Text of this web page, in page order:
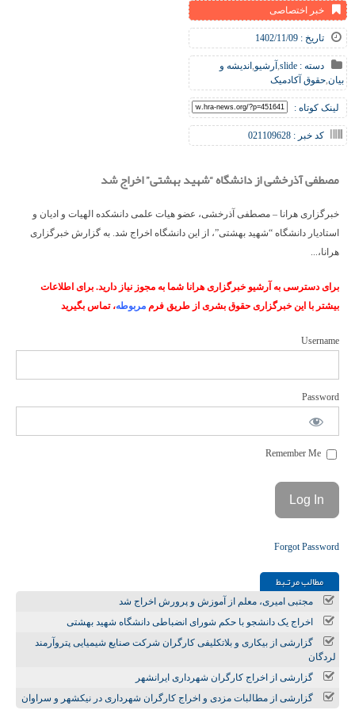
خبر اختصاصی
تاریخ : 1402/11/09
دسته : slide
,آرشیو,اندیشه و
بیان,حقوق آکادمیک
لینک کوتاه :
کد خبر : 021109628
مصطفی آذرخشی از دانشگاه “شهید بهشتی” اخراج شد
خبرگزاری هرانا – مصطفی آذرخشی، عضو هیات علمی دانشکده الهیات و ادیان و
استادیار دانشگاه “شهید بهشتی”، از این دانشگاه اخراج شد. به گزارش خبرگزاری
هرانا،...
برای دسترسی به آرشیو خبرگزاری هرانا شما به مجوز نیاز دارید. برای اطلاعات
بیشتر با این خبرگزاری حقوق بشری از طریق فرم مربوطه، تماس بگیرید
Username
Password
Forgot Password
مطالب مرتـبط
مجتبی امیری، معلم از آموزش و پرورش اخراج شد
اخراج یک دانشجو با حکم شورای انضباطی دانشگاه شهید بهشتی
گزارشی از بیکاری و بلاتکلیفی کارگران شرکت صنایع شیمیایی پتروآرمند
لردگان
گزارشی از اخراج کارگران شهرداری ایرانشهر
گزارشی از مطالبات مزدی و اخراج کارگران شهرداری در نیکشهر و سراوان